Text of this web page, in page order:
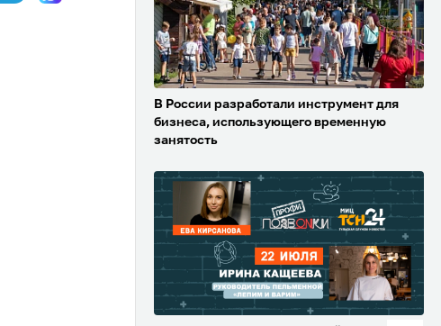
В России разработали инструмент для
бизнеса, использующего временную
занятость